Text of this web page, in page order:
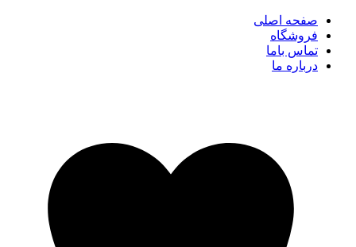
صفحه اصلی
فروشگاه
تماس باما
درباره ما